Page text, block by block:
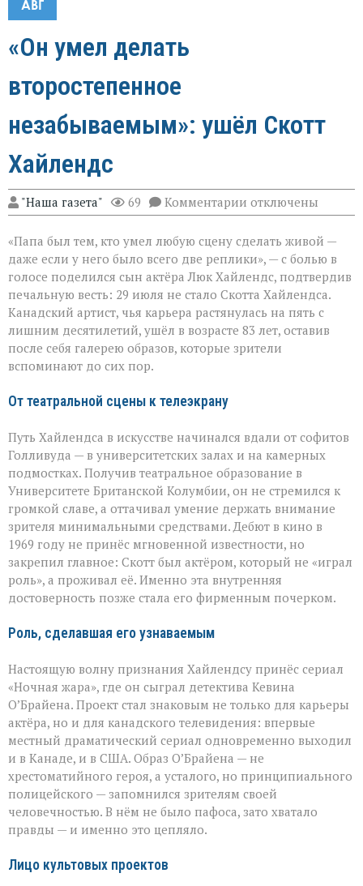
АВГ
«Он умел делать
второстепенное
незабываемым»: ушёл Скотт
Хайлендс
"Наша газета" 69 Комментарии к
записи
умел
делать
второстепенное
незабываемым»:
ушёл
Скотт
Хайлендс
отключены
«Папа был тем, кто умел любую сцену сделать живой —
даже если у него было всего две реплики», — с болью в
голосе поделился сын актёра Люк Хайлендс, подтвердив
печальную весть: 29 июля не стало Скотта Хайлендса.
Канадский артист, чья карьера растянулась на пять с
лишним десятилетий, ушёл в возрасте 83 лет, оставив
после себя галерею образов, которые зрители
вспоминают до сих пор.
От театральной сцены к телеэкрану
Путь Хайлендса в искусстве начинался вдали от софитов
Голливуда — в университетских залах и на камерных
подмостках. Получив театральное образование в
Университете Британской Колумбии, он не стремился к
громкой славе, а оттачивал умение держать внимание
зрителя минимальными средствами. Дебют в кино в
1969 году не принёс мгновенной известности, но
закрепил главное: Скотт был актёром, который не «играл
роль», а проживал её. Именно эта внутренняя
достоверность позже стала его фирменным почерком.
Роль, сделавшая его узнаваемым
Настоящую волну признания Хайлендсу принёс сериал
«Ночная жара», где он сыграл детектива Кевина
О’Брайена. Проект стал знаковым не только для карьеры
актёра, но и для канадского телевидения: впервые
местный драматический сериал одновременно выходил
и в Канаде, и в США. Образ О’Брайена — не
хрестоматийного героя, а усталого, но принципиального
полицейского — запомнился зрителям своей
человечностью. В нём не было пафоса, зато хватало
правды — и именно это цепляло.
Лицо культовых проектов